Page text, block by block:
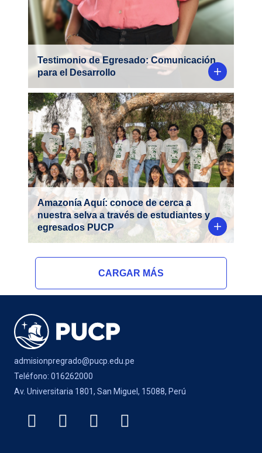
Testimonio de Egresado: Comunicación
para el Desarrollo
Amazonía Aquí: conoce de cerca a
nuestra selva a través de estudiantes y
egresados PUCP
Con más de 50 colaboradores de distintas
carreras,
Amazonía Aquí nació en la
PUCP
con un propósito claro:
cambiar la
forma en que se comunica sobre la
selva, y acercarla a todos y todas
.
CARGAR MÁS
admisionpregrado@pucp.edu.pe
Teléfono: 016262000
Av. Universitaria 1801, San Miguel, 15088, Perú